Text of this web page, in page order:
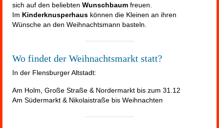
sich auf den beliebten Wunschbaum freuen.
Im Kinderknusperhaus können die Kleinen an ihren
Wünsche an den Weihnachtsmann basteln.
Wo findet der Weihnachtsmarkt statt?
In der Flensburger Altstadt:
Am Holm, Große Straße & Nordermarkt bis zum 31.12
Am Südermarkt & Nikolaistraße bis Weihnachten